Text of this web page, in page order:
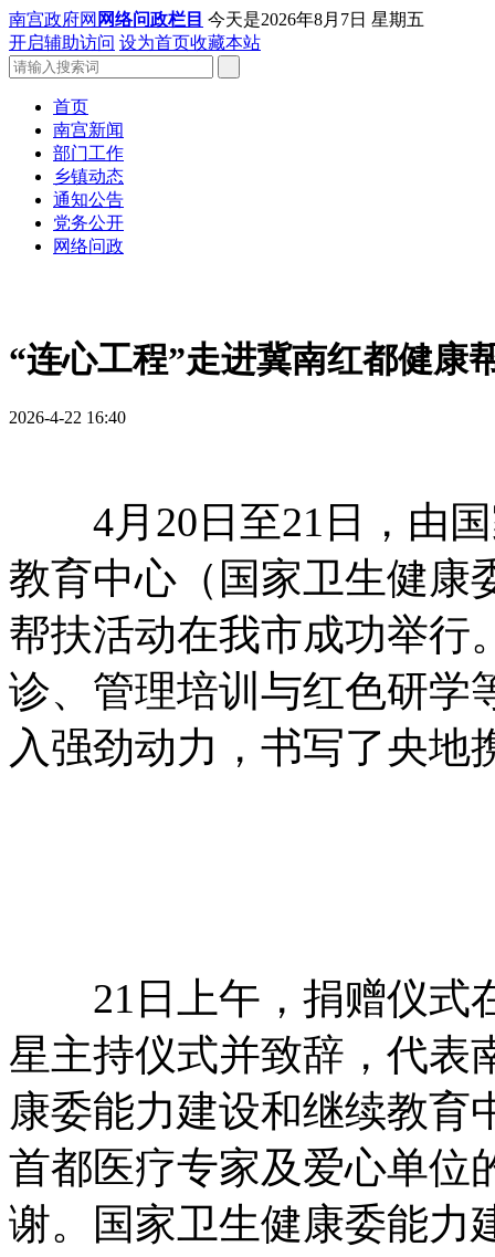
南宫政府网 网络问政栏目 今天是2026年8月7日 星期五
开启辅助访问 设为首页收藏本站
首页
南宫新闻
部门工作
乡镇动态
通知公告
党务公开
网络问政
“连心工程”走进冀南红都健康
2026-4-22 16:40
4月20日至21日，由国
教育中心（国家卫生健康
帮扶活动在我市成功举行
诊、管理培训与红色研学
入强劲动力，书写了央地
21日上午，捐赠仪式
星主持仪式并致辞，代表
康委能力建设和继续教育
首都医疗专家及爱心单位
谢。国家卫生健康委能力